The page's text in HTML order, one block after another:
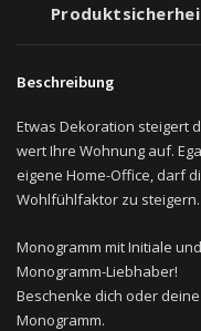
Beschreibung
Etwas Dekoration steigert
wert Ihre Wohnung auf.
eigene Home-Office, darf
Wohlfühlfaktor zu steigern.
Monogramm mit Initiale
Monogramm-Liebhaber!
Beschenke dich oder
Monogramm.